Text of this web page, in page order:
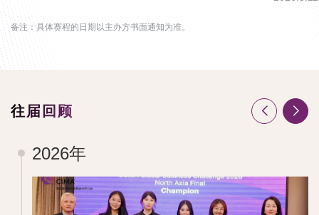
备注：具体赛程的日期以主办方书面通知为准。
往届回顾
2026年